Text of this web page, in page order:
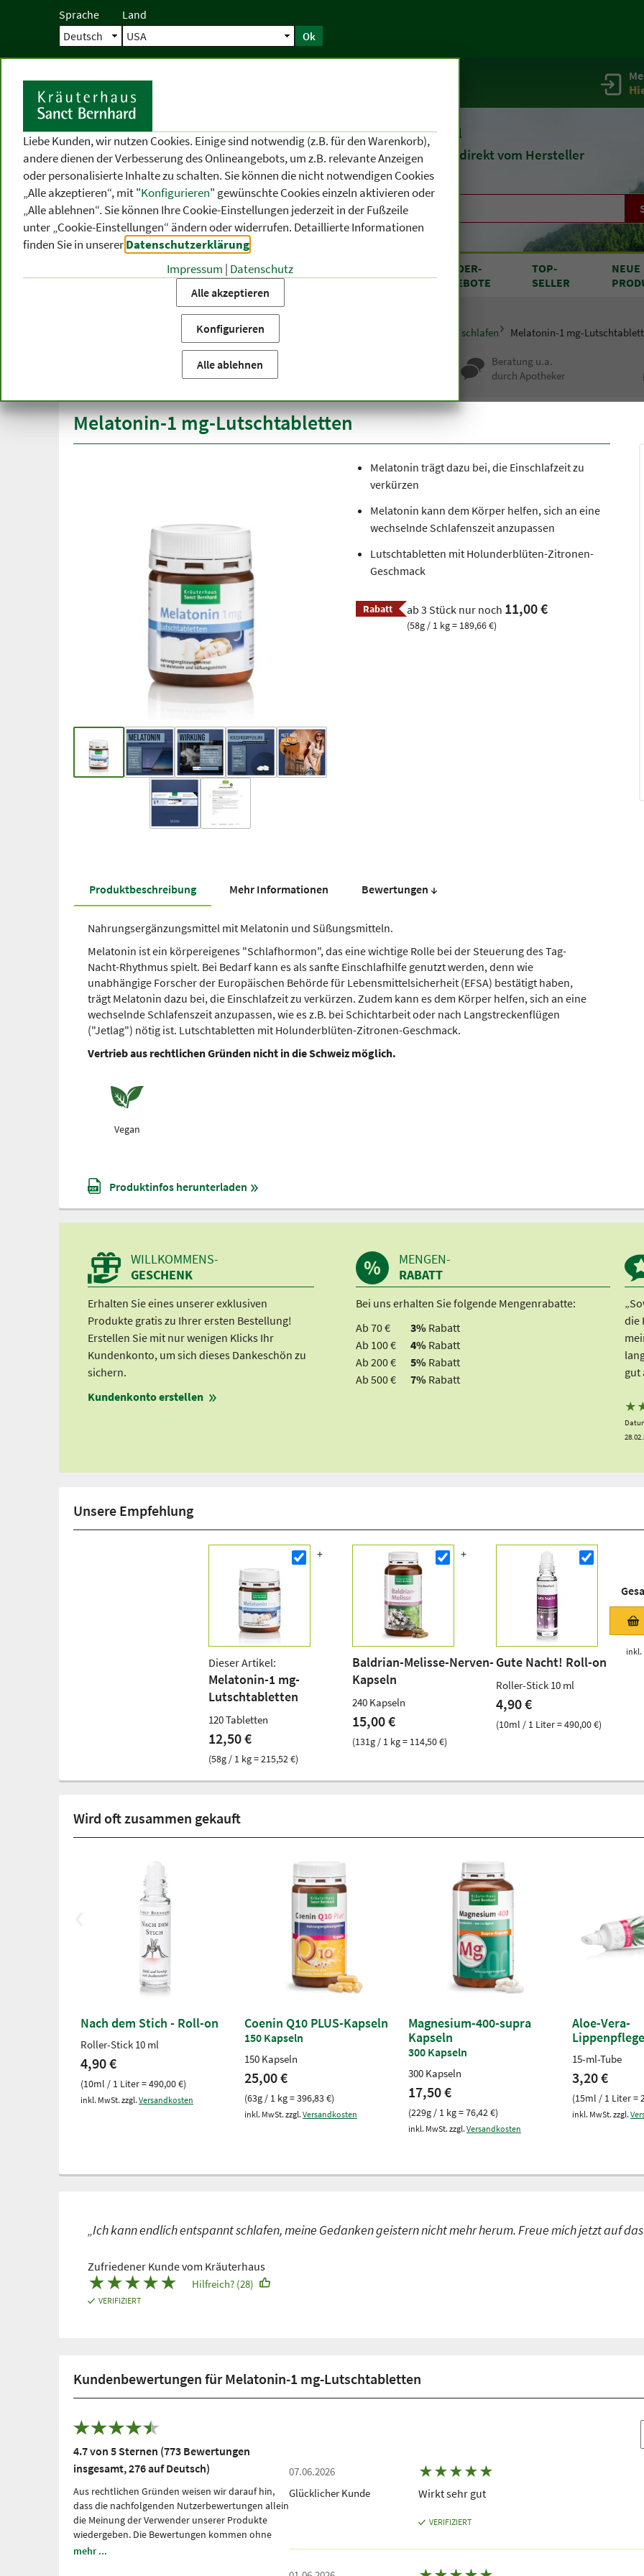
Sprache Land
Ok
Startseite
Seit 1903Naturheilmittel
undKosmetik direkt vom Hersteller
KATEGORIEN
THEMEN-
BEREICHE
VON A BIS Z
SONDER-
ANGEBOTE
TOP-
SELLER
NEUE
Startseite Produktkategorien Erholsam schlafen
Melatonin-1 mg-
Beratung u.a.
durch Apotheker
Melatonin-1 mg-Lutschtabletten
Melatonin trägt dazu bei, die Einschlafzeit zu
verkürzen
Melatonin kann dem Körper helfen, sich an eine
wechselnde Schlafenszeit anzupassen
Lutschtabletten mit Holunderblüten-Zitronen-
Geschmack
Rabatt ab 3 Stück nur noch 11,00 €
(58g / 1 kg = 189,66 €)
Produkt­beschreibung Mehr Informationen Bewer­tungen ↓
Nahrungsergänzungsmittel mit Melatonin und Süßungsmitteln.
Melatonin ist ein körpereigenes "Schlafhormon", das eine wichtige Rolle bei der Steuerung des Tag-
Nacht-Rhythmus spielt. Bei Bedarf kann es als sanfte Einschlafhilfe genutzt werden, denn wie
unabhängige Forscher der Europäischen Behörde für Lebensmittelsicherheit (EFSA) bestätigt haben,
trägt Melatonin dazu bei, die Einschlafzeit zu verkürzen. Zudem kann es dem Körper helfen, sich an eine
wechselnde Schlafenszeit anzupassen, wie es z.B. bei Schichtarbeit oder nach Langstreckenflügen
("Jetlag") nötig ist. Lutschtabletten mit Holunderblüten-Zitronen-Geschmack.
Vertrieb aus rechtlichen Gründen nicht in die Schweiz möglich.
Vegan
Produktinfos herunterladen
Unsere Empfehlung
Dieser Artikel:
Melatonin-1 mg-
Lutschtabletten
120 Tabletten
12,50 €
(58g / 1 kg = 215,52 €)
Baldrian-Melisse-Nerven-
Kapseln
240 Kapseln
15,00 €
(131g / 1 kg = 114,50 €)
Gute Nacht! Roll-on
Roller-Stick 10 ml
4,90 €
(10ml / 1 Liter = 490,00 €)
inkl.
Wird oft zusammen gekauft
Nach dem Stich - Roll-on
Roller-Stick 10 ml
4,90 €
(10ml / 1 Liter = 490,00 €)
inkl. MwSt. zzgl. Versandkosten
Coenin Q10 PLUS-Kapseln
150 Kapseln
150 Kapseln
25,00 €
(63g / 1 kg = 396,83 €)
inkl. MwSt. zzgl. Versandkosten
Magnesium-400-supra
Kapseln
300 Kapseln
300 Kapseln
17,50 €
(229g / 1 kg = 76,42 €)
inkl. MwSt. zzgl. Versandkosten
Aloe-Vera-
15-ml-Tube
3,20 €
(15ml / 1 Liter =
inkl. MwSt. zzgl.
„Ich kann endlich entspannt schlafen, meine Gedanken geistern nicht mehr herum. Freue mich jetzt auf das
Zufriedener Kunde vom Kräuterhaus
★★★★★
VERIFIZIERT
Hilfreich? (28)
Kundenbewertungen für Melatonin-1 mg-Lutschtabletten
4.7 von 5 Sternen (773 Bewertungen
insgesamt, 276 auf Deutsch)
Aus rechtlichen Gründen weisen wir darauf hin,
dass die nachfolgenden Nutzerbewertungen allein
die Meinung der Verwender unserer Produkte
wiedergeben. Die Bewertungen kommen ohne
unsere Einflussnahme zustande, wir geben sie
mehr ...
07.06.2026
Glücklicher Kunde
★★★★★
Wirkt sehr gut
VERIFIZIERT
WILLKOMMENS-
GESCHENK
Erhalten Sie eines unserer exklusiven
Produkte gratis zu Ihrer ersten Bestellung!
Erstellen Sie mit nur wenigen Klicks Ihr
Kundenkonto, um sich dieses Dankeschön zu
sichern.
Kundenkonto erstellen
MENGEN-
RABATT
Bei uns erhalten Sie folgende Mengenrabatte:
Ab 70 €
3% Rabatt
Ab 100 €
4% Rabatt
Ab 200 €
5% Rabatt
Ab 500 €
7% Rabatt
die
gut
★
Liebe Kunden, wir nutzen Cookies. Einige sind notwendig (z.B. für den Warenkorb),
andere dienen der Verbesserung des Onlineangebots, um z.B. relevante Anzeigen
oder personalisierte Inhalte zu schalten. Sie können die nicht notwendigen Cookies
„Alle akzeptieren“, mit "Konfigurieren" gewünschte Cookies einzeln aktivieren oder
„Alle ablehnen“. Sie können Ihre Cookie-Einstellungen jederzeit in der Fußzeile
unter „Cookie-Einstellungen“ ändern oder widerrufen. Detaillierte Informationen
finden Sie in unsererDatenschutzerklärung
Impressum | Datenschutz
Alle akzeptieren
Konfigurieren
Alle ablehnen